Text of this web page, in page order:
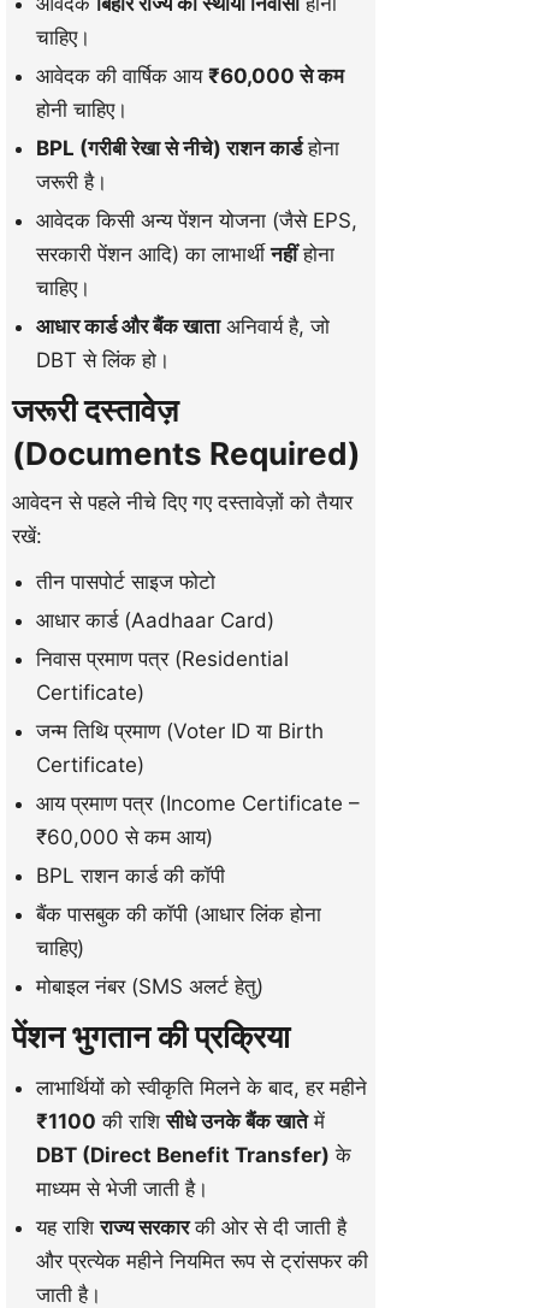
चाहिए।
आवेदक की वार्षिक आय ₹60,000 से कम
होनी चाहिए।
BPL (गरीबी रेखा से नीचे) राशन कार्डहोना
जरूरी है।
आवेदक किसी अन्य पेंशन योजना (जैसे EPS,
सरकारी पेंशन आदि) का लाभार्थीनहींहोना
चाहिए।
आधार कार्ड और बैंक खाताअनिवार्य है, जो
DBT से लिंक हो।
जरूरी दस्तावेज़
(Documents Required)
आवेदन से पहले नीचे दिए गए दस्तावेज़ों को तैयार
रखें:
तीन पासपोर्ट साइज फोटो
आधार कार्ड (Aadhaar Card)
निवास प्रमाण पत्र (Residential
Certificate)
जन्म तिथि प्रमाण (Voter ID या Birth
Certificate)
आय प्रमाण पत्र (Income Certificate –
₹60,000 से कम आय)
BPL राशन कार्ड की कॉपी
बैंक पासबुक की कॉपी (आधार लिंक होना
चाहिए)
मोबाइल नंबर (SMS अलर्ट हेतु)
पेंशन भुगतान की प्रक्रिया
लाभार्थियों को स्वीकृति मिलने के बाद, हर महीने
₹1100 की राशिसीधे उनके बैंक खातेमें
DBT (Direct Benefit Transfer) के
माध्यम से भेजी जाती है।
यह राशिराज्य सरकारकी ओर से दी जाती है
और प्रत्येक महीने नियमित रूप से ट्रांसफर की
जाती है।